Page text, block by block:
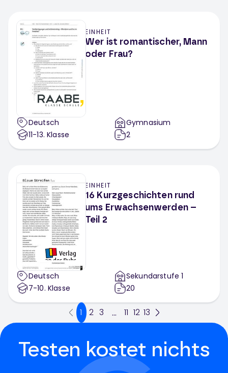
EINHEIT
Wer ist romantischer, Mann
oder Frau?
Deutsch
11-13. Klasse
Gymnasium
2
EINHEIT
16 Kurzgeschichten rund
ums Erwachsenwerden –
Teil 2
Deutsch
7-10. Klasse
Sekundarstufe 1
20
1 2 3 ... 11 12 13
Testen kostet nichts